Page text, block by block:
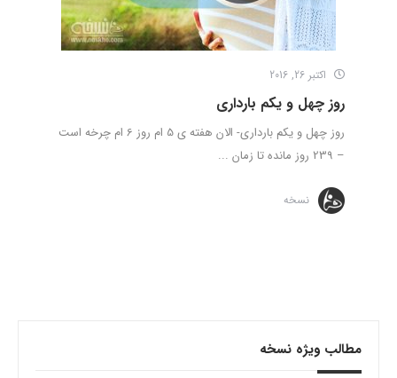
اکتبر 26, 2016
روز چهل و یکم بارداری
روز چهل و یکم بارداری- الان هفته ی 5 ام روز 6 ام چرخه است
– 239 روز مانده تا زمان ...
نسخه
مطالب ویژه نسخه